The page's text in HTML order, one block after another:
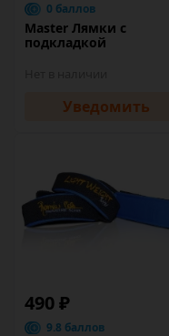
0 баллов
Master Лямки с
подкладкой
Уведомить
490 ₽
9.8 баллов